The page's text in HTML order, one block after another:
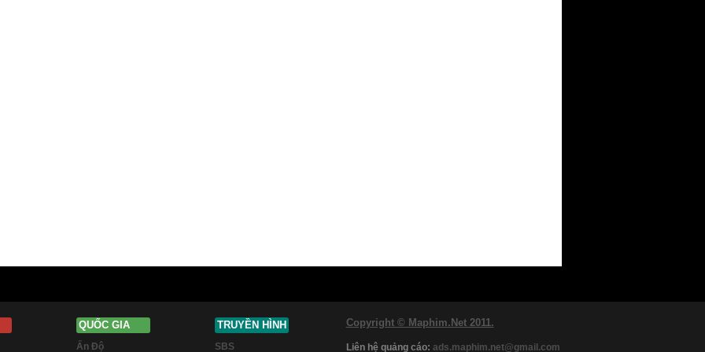
QUỐC GIA
Ấn Độ
TRUYỀN HÌNH
SBS
Copyright © Maphim.Net 2011.
Liên hệ quảng cáo: ads.maphim.net@gmail.com